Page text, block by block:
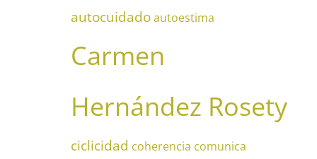
autocuidadoautoestima
Carmen
Hernández Rosety
ciclicidad coherencia comunica